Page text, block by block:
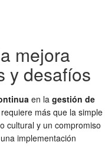
mejora
y desafíos
en la gestión de
más que la simple
cultural y un compromiso
implementación